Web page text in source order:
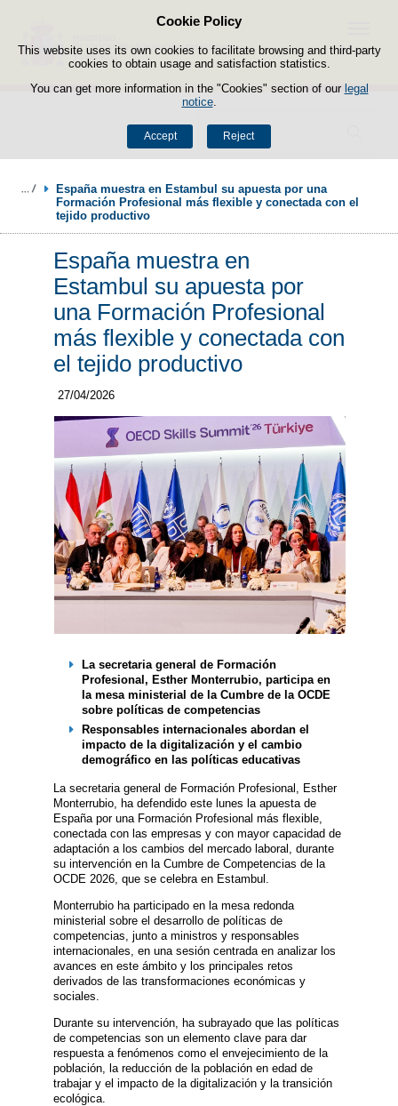
Cookie Policy
This website uses its own cookies to facilitate browsing and third-party
cookies to obtain usage and satisfaction statistics.
You can get more information in the "Cookies" section of our legal
notice.
Accept Reject
Skip to content
Search
Menu
España muestra en Estambul su apuesta por una
Formación Profesional más flexible y conectada con el
tejido productivo
España muestra en
Estambul su apuesta por
una Formación Profesional
más flexible y conectada con
el tejido productivo
27/04/2026
La secretaria general de Formación
Profesional, Esther Monterrubio, participa en
la mesa ministerial de la Cumbre de la OCDE
sobre políticas de competencias
Responsables internacionales abordan el
impacto de la digitalización y el cambio
demográfico en las políticas educativas
La secretaria general de Formación Profesional, Esther
Monterrubio, ha defendido este lunes la apuesta de
España por una Formación Profesional más flexible,
conectada con las empresas y con mayor capacidad de
adaptación a los cambios del mercado laboral, durante
su intervención en la Cumbre de Competencias de la
OCDE 2026, que se celebra en Estambul.
Monterrubio ha participado en la mesa redonda
ministerial sobre el desarrollo de políticas de
competencias, junto a ministros y responsables
internacionales, en una sesión centrada en analizar los
avances en este ámbito y los principales retos
derivados de las transformaciones económicas y
sociales.
Durante su intervención, ha subrayado que las políticas
de competencias son un elemento clave para dar
respuesta a fenómenos como el envejecimiento de la
población, la reducción de la población en edad de
trabajar y el impacto de la digitalización y la transición
ecológica.